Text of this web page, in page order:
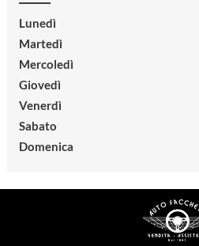
Lunedì
Martedì
Mercoledì
Giovedì
Venerdì
Sabato
Domenica